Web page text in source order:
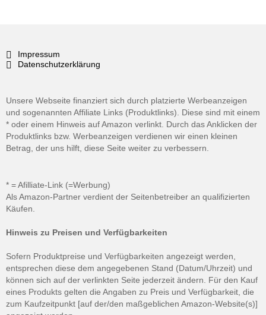
Impressum
Datenschutzerklärung
Unsere Webseite finanziert sich durch platzierte Werbeanzeigen
und sogenannten Affiliate Links (Produktlinks). Diese sind mit einem
* oder einem Hinweis auf Amazon verlinkt. Durch das Anklicken der
Produktlinks bzw. Werbeanzeigen verdienen wir einen kleinen
Betrag, der uns hilft, diese Seite weiter zu verbessern.
* = Afilliate-Link (=Werbung)
Als Amazon-Partner verdient der Seitenbetreiber an qualifizierten
Käufen.
Hinweis zu Preisen und Verfügbarkeiten
Sofern Produktpreise und Verfügbarkeiten angezeigt werden,
entsprechen diese dem angegebenen Stand (Datum/Uhrzeit) und
können sich auf der verlinkten Seite jederzeit ändern. Für den Kauf
eines Produkts gelten die Angaben zu Preis und Verfügbarkeit, die
zum Kaufzeitpunkt [auf der/den maßgeblichen Amazon-Website(s)]